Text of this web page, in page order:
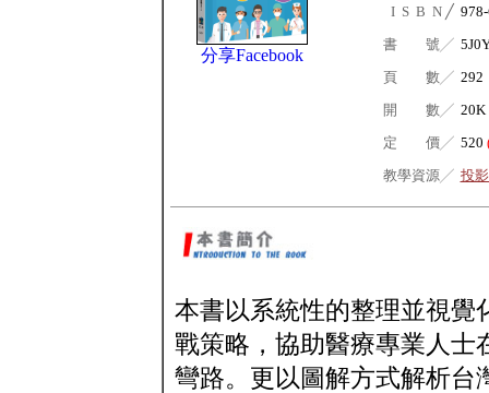
分享Facebook
I S B N ╱
書 號╱
頁 數╱ 292
開 數╱ 20K
定 價╱ 520
教學資源╱ 投
本書以系統性的整理並視覺
戰策略，協助醫療專業人士
彎路。更以圖解方式解析台